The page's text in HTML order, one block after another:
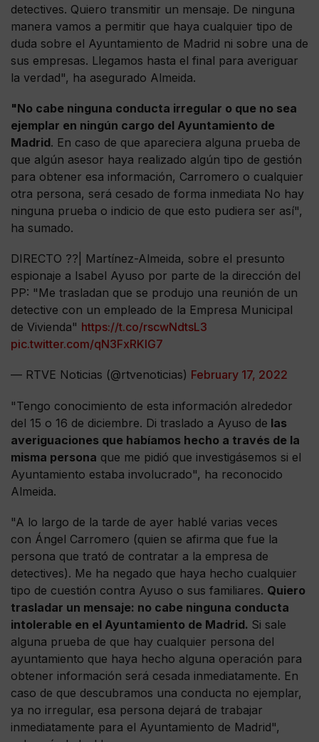
detectives. Quiero transmitir un mensaje. De ninguna
manera vamos a permitir que haya cualquier tipo de
duda sobre el Ayuntamiento de Madrid ni sobre una de
sus empresas. Llegamos hasta el final para averiguar
la verdad", ha asegurado Almeida.
"No cabe ninguna conducta irregular o que no sea
ejemplar en ningún cargo del Ayuntamiento de
Madrid. En caso de que apareciera alguna prueba de
que algún asesor haya realizado algún tipo de gestión
para obtener esa información, Carromero o cualquier
otra persona, será cesado de forma inmediata No hay
ninguna prueba o indicio de que esto pudiera ser así",
ha sumado.
DIRECTO ??| Martínez-Almeida, sobre el presunto
espionaje a Isabel Ayuso por parte de la dirección del
PP: "Me trasladan que se produjo una reunión de un
detective con un empleado de la Empresa Municipal
de Vivienda" https://t.co/rscwNdtsL3
pic.twitter.com/qN3FxRKlG7
— RTVE Noticias (@rtvenoticias) February 17, 2022
"Tengo conocimiento de esta información alrededor
del 15 o 16 de diciembre. Di traslado a Ayuso de las
averiguaciones que habíamos hecho a través de la
misma persona que me pidió que investigásemos si el
Ayuntamiento estaba involucrado", ha reconocido
Almeida.
"A lo largo de la tarde de ayer hablé varias veces
con Ángel Carromero (quien se afirma que fue la
persona que trató de contratar a la empresa de
detectives). Me ha negado que haya hecho cualquier
tipo de cuestión contra Ayuso o sus familiares. Quiero
trasladar un mensaje: no cabe ninguna conducta
intolerable en el Ayuntamiento de Madrid. Si sale
alguna prueba de que hay cualquier persona del
ayuntamiento que haya hecho alguna operación para
obtener información será cesada inmediatamente. En
caso de que descubramos una conducta no ejemplar,
ya no irregular, esa persona dejará de trabajar
inmediatamente para el Ayuntamiento de Madrid",